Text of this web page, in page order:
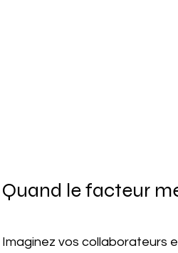
Quand le facteur
Imaginez vos collaborateurs